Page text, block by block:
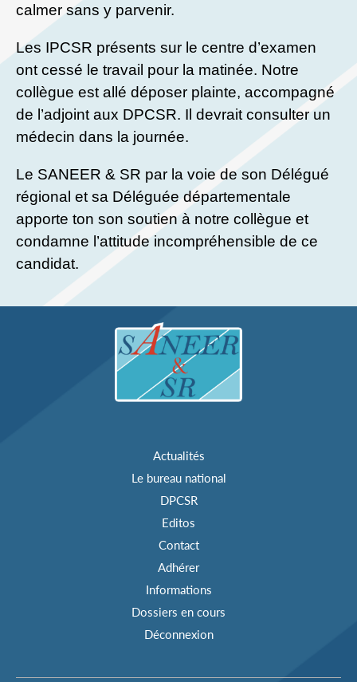
calmer sans y parvenir.
Les IPCSR présents sur le centre d’examen
ont cessé le travail pour la matinée. Notre
collègue est allé déposer plainte, accompagné
de l’adjoint aux DPCSR. Il devrait consulter un
médecin dans la journée.
Le SANEER & SR par la voie de son Délégué
régional et sa Déléguée départementale
apporte ton son soutien à notre collègue et
condamne l’attitude incompréhensible de ce
candidat.
Actualités
Le bureau national
DPCSR
Editos
Contact
Adhérer
Informations
Dossiers en cours
Déconnexion